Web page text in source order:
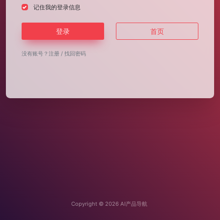
记住我的登录信息
登录 首页
没有账号？ 注册 / 找回密码
Copyright © 2026 AI产品导航